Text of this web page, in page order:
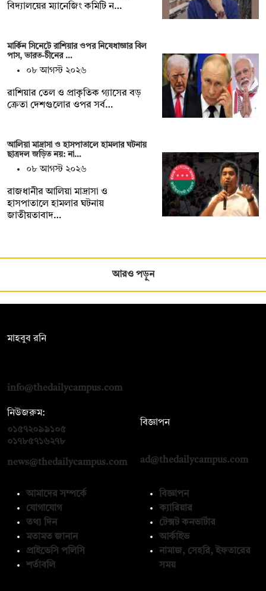
বিদ্যালয়ের ম্যানেজিং কমিটি ন…
মার্কিন সিনেটে রাশিয়ার ওপর নিষেধাজ্ঞার বিল
পাস, ভারত-চীনের …
০৮ আগস্ট ২০২৬
রাশিয়ার তেল ও প্রাকৃতিক গ্যাসের বড়
ক্রেতা দেশগুলোর ওপর সর্ব…
আলিয়া মাদ্রাসা ও হাসপাতালে হামলার ঘটনায়
ছাত্রদল জড়িত নয়: না…
০৮ আগস্ট ২০২৬
রাজধানীর আলিয়া মাদ্রাসা ও
হাসপাতালে হামলার ঘটনায়
জাতীয়তাবাদ…
আরও পড়ুন
মাহবুব রনি
info@thedailycampus.com
নিউজরুম:
০১৫৭২০৯৯১০৫
০১৭৮৫৭১৬২৭৮
news@thedailycampus.com
বিজ্ঞাপন
ad@thedailycampus.com
আমাদের সম্পর্কে
যোগাযোগ
তথ্য দিন
মতামত জানান
প্রাইভেসি পলিসি
শর্তাবলি
বিজ্ঞাপন
ক্যারিয়ার
টেক্সট কনভার্টার
আর্কাইভ
নামাজ, সেহরি, ইফতারের
সময়